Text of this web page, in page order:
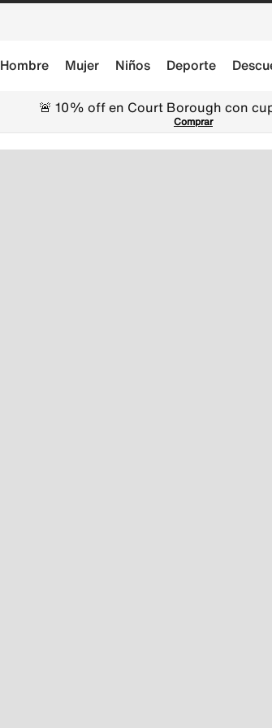
Hombre Mujer Niños Deporte
🚨 10% off en Court Borough con
Comprar